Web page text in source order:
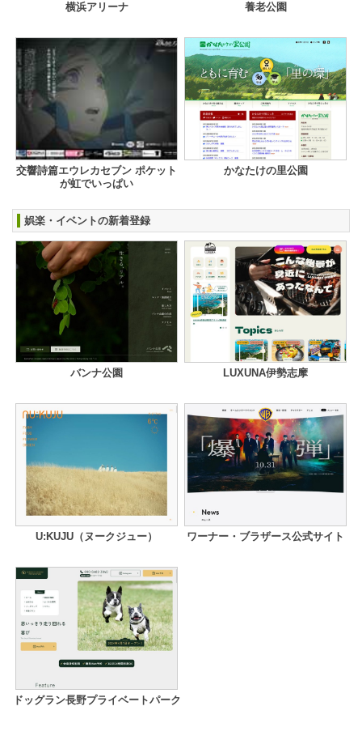
横浜アリーナ 養老公園
交響詩篇エウレカセブン ポケット
が虹でいっぱい
かなたけの里公園
娯楽・イベントの新着登録
バンナ公園 LUXUNA伊勢志摩
U:KUJU（ヌークジュー） ワーナー・ブラザース公式サイト
ドッグラン長野プライベートパーク